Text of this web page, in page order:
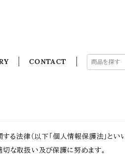
CONTACT
法律（以下「個人情報保護法」といい
切な取扱い及び保護に努めます。